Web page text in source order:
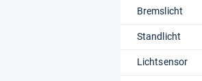
Bremslicht
Standlicht
Lichtsensor